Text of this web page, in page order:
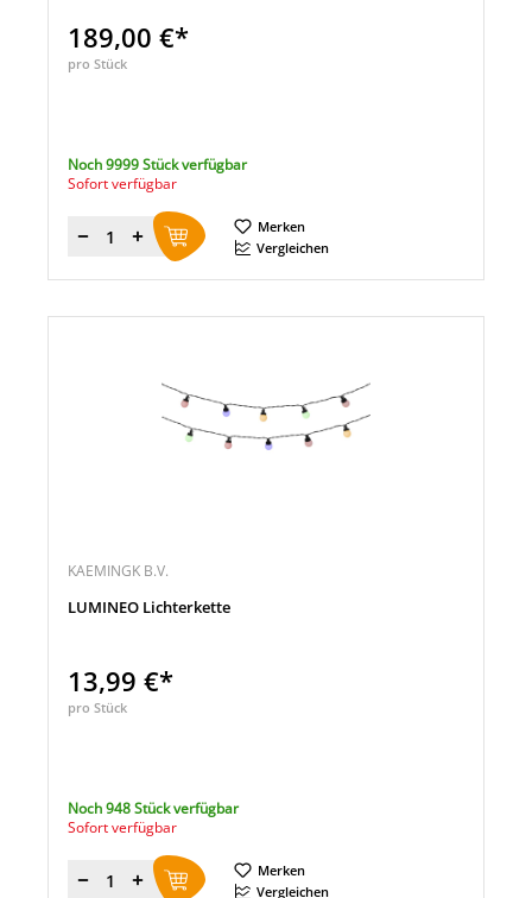
189,00 €*
pro Stück
Noch 9999 Stück verfügbar
Sofort verfügbar
Menge
Merken
Vergleichen
KAEMINGK B.V.
LUMINEO Lichterkette
13,99 €*
pro Stück
Noch 948 Stück verfügbar
Sofort verfügbar
Menge
Merken
Vergleichen